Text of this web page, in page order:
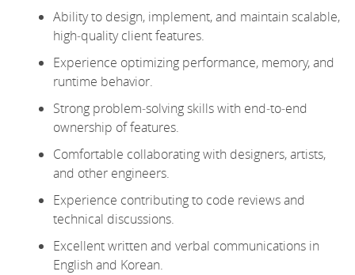
Ability to design, implement, and maintain scalable,
high‑quality client features.
Experience optimizing performance, memory, and
runtime behavior.
Strong problem‑solving skills with end‑to‑end
ownership of features.
Comfortable collaborating with designers, artists,
and other engineers.
Experience contributing to code reviews and
technical discussions.
Excellent written and verbal communications in
English and Korean.